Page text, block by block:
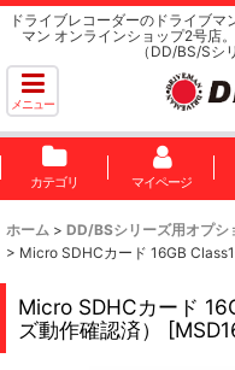
ドライブレコーダーのドライブ
マン オンラインショップ2号店
（DD/BS/Sシ
メニュー
カテゴリ マイページ
ホーム > DD/BSシリーズ用オプシ
> Micro SDHCカード 16GB
Micro SDHCカード
ズ動作確認済）
[